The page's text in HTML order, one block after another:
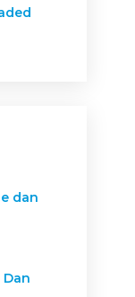
dan
Dan